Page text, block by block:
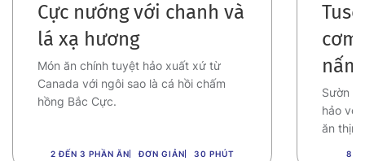
Cực nướng với chanh và
lá xạ hương
Món ăn chính tuyệt hảo xuất xứ từ
Canada với ngôi sao là cá hồi chấm
hồng Bắc Cực.
2 ĐẾN 3 PHẦN ĂN ĐƠN GIẢN 30 PHÚT
nấm
Sườn
hảo với
ăn
8